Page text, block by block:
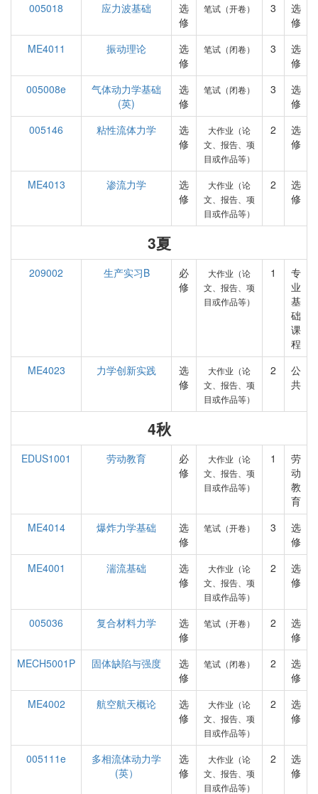
005018
应力波基础
选
修
笔试（开卷） 3
选
修
ME4011
振动理论
选
修
笔试（闭卷） 3
选
修
005008e
气体动力学基础
(英)
选
修
笔试（闭卷） 3
选
修
005146
粘性流体力学
选
修
大作业（论
文、报告、项
目或作品等）
2
选
修
ME4013 渗流力学
选
修
大作业（论
文、报告、项
目或作品等）
2
选
修
3夏
209002 生产实习B
必
修
大作业（论
文、报告、项
目或作品等）
1
专
业
基
础
课
程
ME4023
力学创新实践
选
修
大作业（论
文、报告、项
目或作品等）
2
公
共
4秋
EDUS1001 劳动教育
必
修
大作业（论
文、报告、项
目或作品等）
1
劳
动
教
育
ME4014
爆炸力学基础
选
修
笔试（开卷） 3
选
修
ME4001
湍流基础
选
修
大作业（论
文、报告、项
目或作品等）
2
选
修
005036 复合材料力学
选
修
笔试（开卷） 2
选
修
MECH5001P
固体缺陷与强度
选
修
笔试（闭卷） 2
选
修
ME4002
航空航天概论
选
修
大作业（论
文、报告、项
目或作品等）
2
选
修
005111e
多相流体动力学
(英）
选
修
大作业（论
文、报告、项
目或作品等）
2
选
修